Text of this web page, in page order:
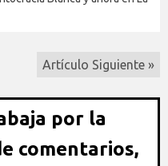
Artículo Siguiente »
por la
comentarios,